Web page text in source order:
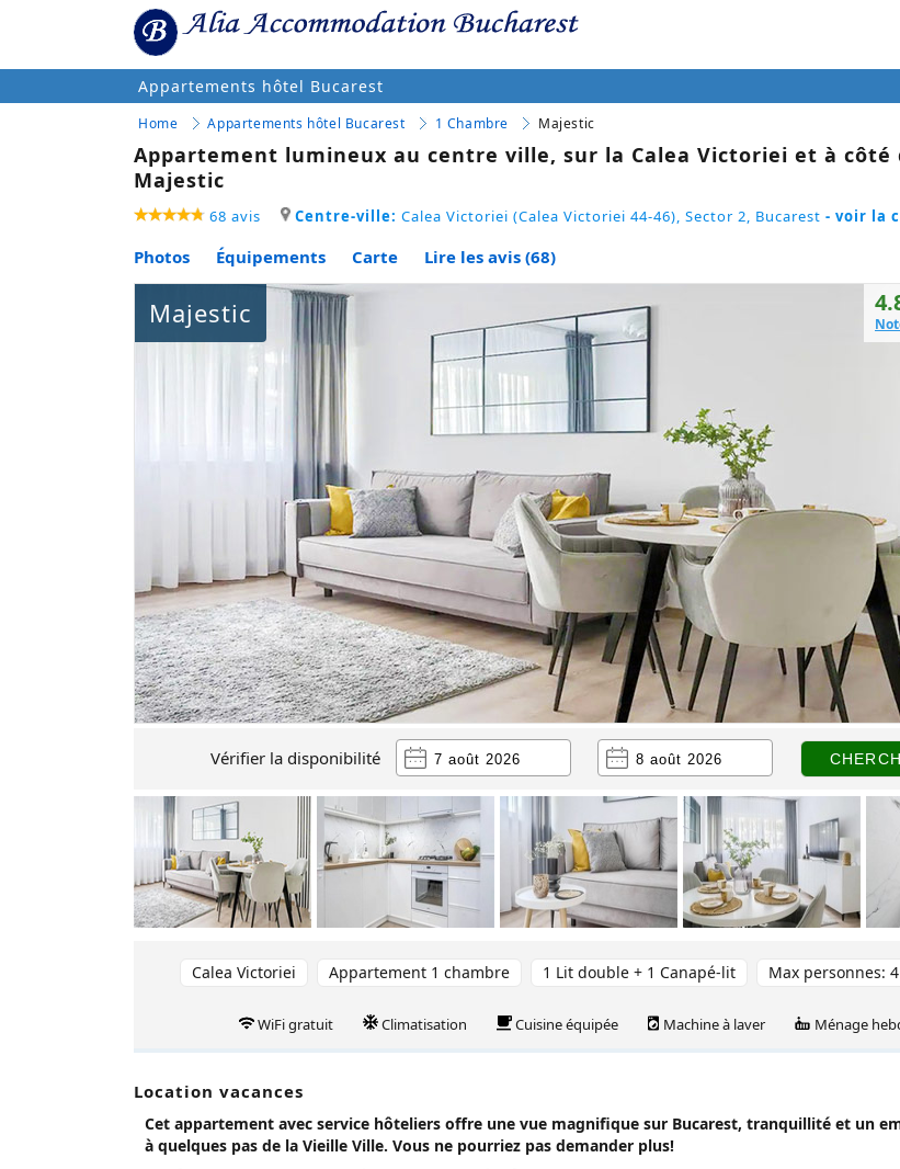
Appartements hôtel Bucarest
Home Appartements hôtel Bucarest 1 Chambre Majestic
Appartement lumineux au centre ville, sur la Calea Victoriei et à côté
Majestic
68 avis Centre-ville: Calea Victoriei (Calea Victoriei 44-46), Sector 2, Bucarest - voir la
Photos Équipements Carte Lire les avis (68)
Majestic
Vérifier la disponibilité
Calea Victoriei Appartement 1 chambre 1 Lit double + 1 Canapé-lit Max personnes: 4
WiFi gratuit Climatisation Cuisine équipée Machine à laver Ménage
Location vacances
Cet appartement avec service hôteliers offre une vue magnifique sur Bucarest, tranquillité et un
à quelques pas de la Vieille Ville. Vous ne pourriez pas demander plus!